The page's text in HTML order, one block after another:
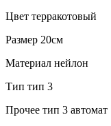
Цвет терракотовый
Размер 20см
Материал нейлон
Тип тип 3
Прочее тип 3 автомат